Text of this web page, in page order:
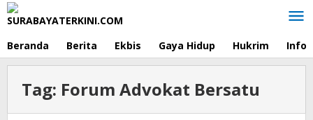
Lewati
ke
Beranda Berita Ekbis Gaya Hidup Hukrim Info
Tag: Forum Advokat Bersatu